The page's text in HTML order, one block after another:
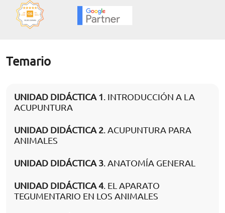
Temario
UNIDAD DIDÁCTICA 1. INTRODUCCIÓN A LA
ACUPUNTURA
UNIDAD DIDÁCTICA 2. ACUPUNTURA PARA
ANIMALES
UNIDAD DIDÁCTICA 3. ANATOMÍA GENERAL
UNIDAD DIDÁCTICA 4. EL APARATO
TEGUMENTARIO EN LOS ANIMALES